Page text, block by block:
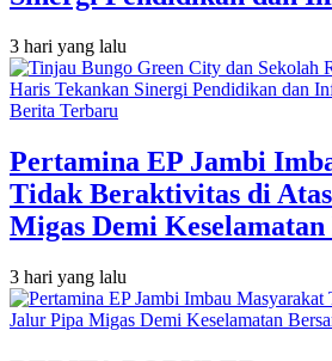
3 hari yang lalu
Berita Terbaru
Pertamina EP Jambi
Tidak Beraktivitas di
Migas Demi Keselamatan
3 hari yang lalu